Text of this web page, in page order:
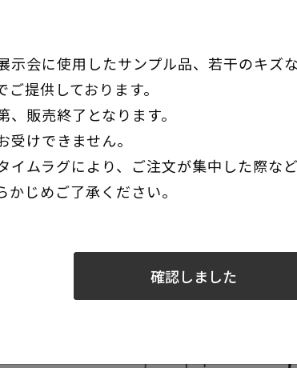
示会に使用したサンプル品、若干のキズ
提供しております。
販売終了となります。
けできません。
イムラグにより、ご注文が集中した際な
じめご了承ください。
確認しました
チェア
新定価 ￥33,800
通常定価 ￥52,100（税別）
有効在庫 : 7
チェア
有効在